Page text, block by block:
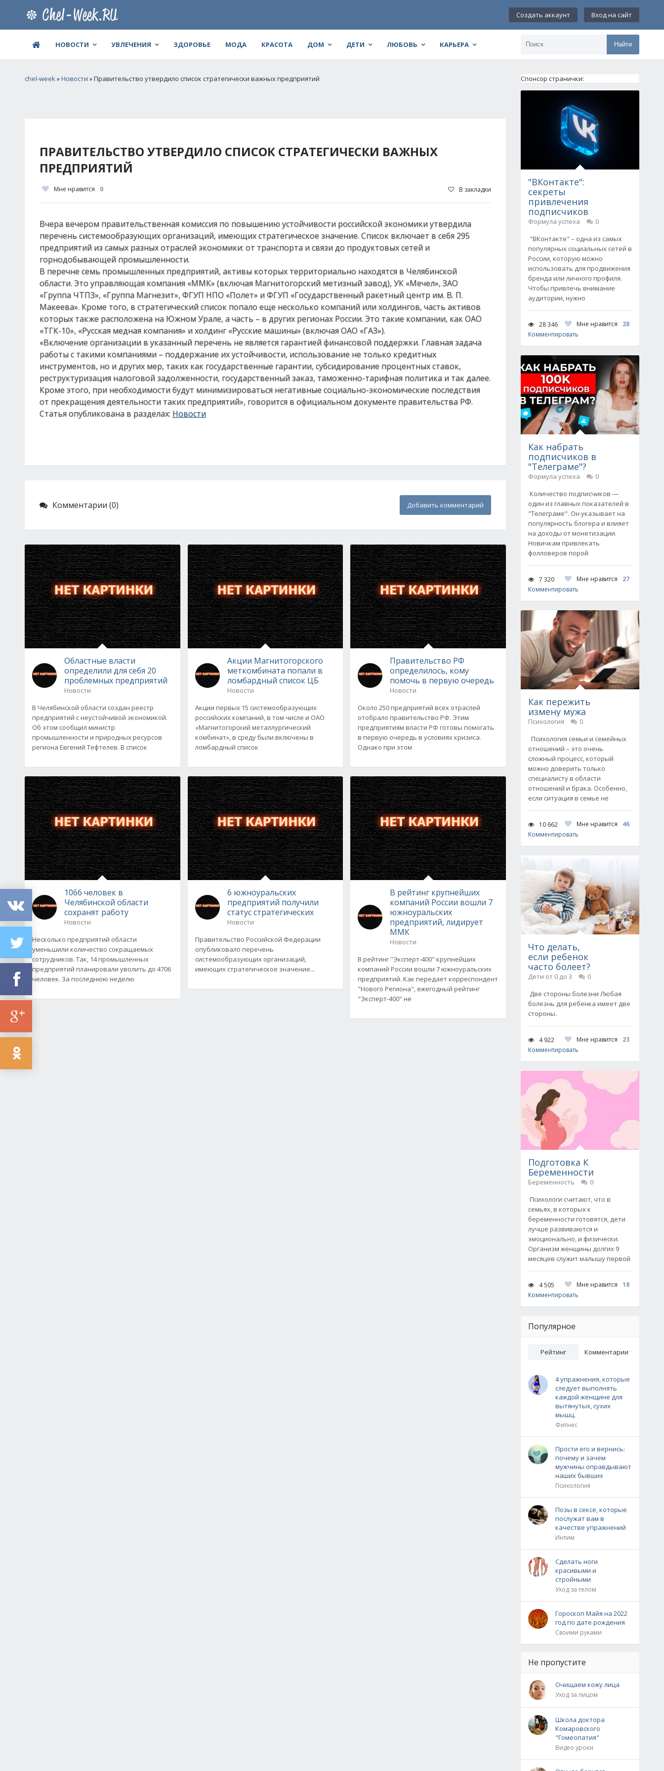
Создать аккаунт Вход на сайт
НОВОСТИ УВЛЕЧЕНИЯ ЗДОРОВЬЕ МОДА КРАСОТА ДОМ ДЕТИ ЛЮБОВЬ КАРЬЕРА Найти
chel-week»Новости » Правительство утвердило список стратегически важных предприятий
ПРАВИТЕЛЬСТВО УТВЕРДИЛО СПИСОК СТРАТЕГИЧЕСКИ ВАЖНЫХ
ПРЕДПРИЯТИЙ
Мне нравится 0 В закладки
Вчера вечером правительственная комиссия по повышению устойчивости российской экономики утвердила
перечень системообразующих организаций, имеющих стратегическое значение. Список включает в себя 295
предприятий из самых разных отраслей экономики: от транспорта и связи до продуктовых сетей и
горнодобывающей промышленности.
В перечне семь промышленных предприятий, активы которых территориально находятся в Челябинской
области. Это управляющая компания «ММК» (включая Магнитогорский метизный завод), УК «Мечел», ЗАО
«Группа ЧТПЗ», «Группа Магнезит», ФГУП НПО «Полет» и ФГУП «Государственный ракетный центр им. В. П.
Макеева». Кроме того, в стратегический список попало еще несколько компаний или холдингов, часть активов
которых также расположена на Южном Урале, а часть – в других регионах России. Это такие компании, как ОАО
«ТГК-10», «Русская медная компания» и холдинг «Русские машины» (включая ОАО «ГАЗ»).
«Включение организации в указанный перечень не является гарантией финансовой поддержки. Главная задача
работы с такими компаниями – поддержание их устойчивости, использование не только кредитных
инструментов, но и других мер, таких как государственные гарантии, субсидирование процентных ставок,
реструктуризация налоговой задолженности, государственный заказ, таможенно-тарифная политика и так далее.
Кроме этого, при необходимости будут минимизироваться негативные социально-экономические последствия
от прекращения деятельности таких предприятий», говорится в официальном документе правительства РФ.
Статья опубликована в разделах: Новости
Комментарии (0) Добавить комментарий
Областные власти
определили для себя 20
проблемных предприятий
Новости
В Челябинской области создан реестр
предприятий с неустойчивой экономикой.
Об этом сообщил министр
промышленности и природных ресурсов
региона Евгений Тефтелев. В список
1066 человек в
Челябинской области
сохранят работу
Новости
Несколько предприятий области
уменьшили количество сокращаемых
сотрудников. Так, 14 промышленных
предприятий планировали уволить до 4706
человек. За последнюю неделю
Акции Магнитогорского
меткомбината попали в
ломбардный список ЦБ
Новости
Акции первых 15 системообразующих
российских компаний, в том числе и ОАО
«Магнитогорский металлургический
комбинат», в среду были включены в
ломбардный список
6 южноуральских
предприятий получили
статус стратегических
Новости
Правительство Российской Федерации
опубликовало перечень
системообразующих организаций,
имеющих стратегическое значение...
Правительство РФ
определилось, кому
помочь в первую очередь
Новости
Около 250 предприятий всех отраслей
отобрало правительство РФ. Этим
предприятиям власти РФ готовы помогать
в первую очередь в условиях кризиса.
Однако при этом
В рейтинг крупнейших
компаний России вошли 7
южноуральских
предприятий, лидирует
ММК
Новости
В рейтинг "Эксперт-400" крупнейших
компаний России вошли 7 южноуральских
предприятий. Как передает корреспондент
"Нового Региона", ежегодный рейтинг
"Эксперт-400" не
Спонсор странички:
"ВКонтакте":
секреты
привлечения
подписчиков
Формула успеха
0
"ВКонтакте" – одна из самых
популярных социальных сетей в
России, которую можно
использовать для продвижения
бренда или личного профиля.
Чтобы привлечь внимание
аудитории, нужно
28 346 Мне нравится
28
Комментировать
Как набрать
подписчиков в
"Телеграме"?
Формула успеха
0
Количество подписчиков —
один из главных показателей в
"Телеграме". Он указывает на
популярность блогера и влияет
на доходы от монетизации.
Новичкам привлекать
фолловеров порой
7 320 Мне нравится
27
Комментировать
Как пережить
измену мужа
Психология
0
Психология семьи и семейных
отношений – это очень
сложный процесс, который
можно доверить только
специалисту в области
отношений и брака. Особенно,
если ситуация в семье не
10 662 Мне нравится
46
Комментировать
Что делать,
если ребенок
часто болеет?
Дети от 0 до 3
0
Две стороны болезни Любая
болезнь для ребенка имеет две
стороны.
4 922 Мне нравится
23
Комментировать
Подготовка К
Беременности
Беременность
0
Психологи считают, что в
семьях, в которых к
беременности готовятся, дети
лучше развиваются и
эмоционально, и физически.
Организм женщины долгих 9
месяцев служит малышу первой
4 505 Мне нравится
18
Комментировать
Популярное
Рейтинг Комментарии
4 упражнения, которые
следует выполнять
каждой женщине для
вытянутых, сухих
мышц.
Фитнес
Прости его и вернись:
почему и зачем
мужчины оправдывают
наших бывших
Психология
Позы в сексе, которые
послужат вам в
качестве упражнений
Интим
Сделать ноги
красивыми и
стройными
Уход за телом
Гороскоп Майя на 2022
год по дате рождения
Своими руками
Не пропустите
Очищаем кожу лица
Уход за лицом
Школа доктора
Комаровского
"Гомеопатия"
Видео уроки